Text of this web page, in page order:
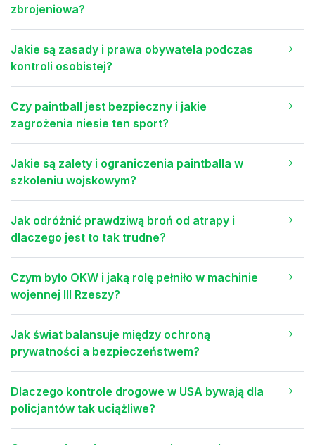
zbrojeniowa?
Jakie są zasady i prawa obywatela podczas
kontroli osobistej?
Czy paintball jest bezpieczny i jakie
zagrożenia niesie ten sport?
Jakie są zalety i ograniczenia paintballa w
szkoleniu wojskowym?
Jak odróżnić prawdziwą broń od atrapy i
dlaczego jest to tak trudne?
Czym było OKW i jaką rolę pełniło w machinie
wojennej III Rzeszy?
Jak świat balansuje między ochroną
prywatności a bezpieczeństwem?
Dlaczego kontrole drogowe w USA bywają dla
policjantów tak uciążliwe?